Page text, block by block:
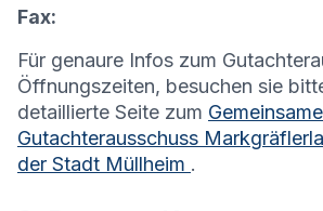
Fax:
Für genaure Infos zum
Öffnungszeiten, besuchen sie
detaillierte Seite zum
Gutachterausschuss
der Stadt Müllheim .